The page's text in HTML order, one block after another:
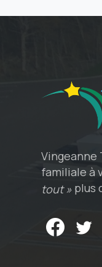
Vingeanne
familiale à
tout » plus